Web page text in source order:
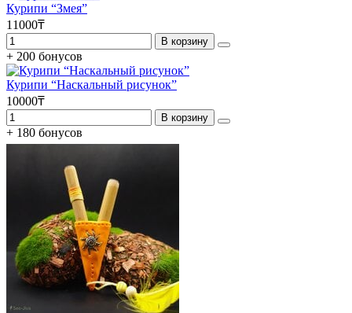
Курипи “Змея”
11000₸
В корзину
+ 200 бонусов
Курипи “Наскальный рисунок”
10000₸
В корзину
+ 180 бонусов